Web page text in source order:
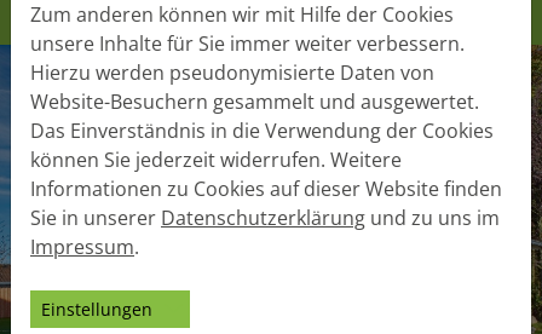
Zum anderen können wir mit Hilfe der Cookies
unsere Inhalte für Sie immer weiter verbessern.
Hierzu werden pseudonymisierte Daten von
Website-Besuchern gesammelt und ausgewertet.
Das Einverständnis in die Verwendung der Cookies
können Sie jederzeit widerrufen. Weitere
Informationen zu Cookies auf dieser Website finden
Sie in unserer Datenschutzerklärung und zu uns im
Impressum.
Einstellungen